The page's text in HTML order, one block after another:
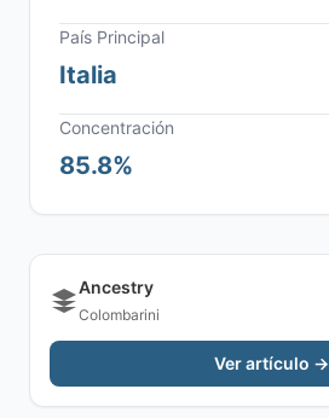
País Principal
Italia
Concentración
85.8%
Ancestry
Colombarini
Ver artículo →